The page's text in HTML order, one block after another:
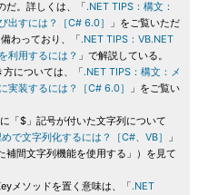
だ。詳しくは、「.NET TIPS：構文：
出すには？［C# 6.0］
」をご覧いただ
わっており、「.NET TIPS：VB.NET
利用するには？ 」で解説している。
については、「.NET TIPS：構文：メ
実装するには？［C# 6.0］
」をご覧い
「$」記号が付いた文字列について
で文字列化するには？［C#、VB］
」
間文字列機能を使用する」）を見て
メソッドを置く意味は、「.NET